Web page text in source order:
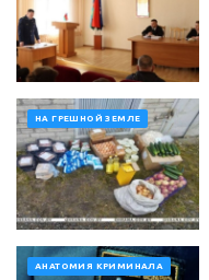
НА ГРЕШНОЙ ЗЕМЛЕ
АНАТОМИЯ КРИМИНАЛА